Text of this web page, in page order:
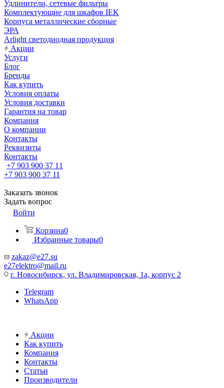
Удлинители, сетевые фильтры
Комплектующие для шкафов IEK
Корпуса металлические сборные
ЭРА
Arlight светодиодная продукция
Акции
Услуги
Блог
Бренды
Как купить
Условия оплаты
Условия доставки
Гарантия на товар
Компания
О компании
Контакты
Реквизиты
Контакты
+7 903 900 37 11
+7 903 900 37 11
Заказать звонок
Задать вопрос
Войти
Корзина0
Избранные товары0
zakaz@e27.su
e27elektro@mail.ru
г. Новосибирск, ул. Владимировская, 1а, корпус 2
Telegram
WhatsApp
Акции
Как купить
Компания
Контакты
Статьи
Производители